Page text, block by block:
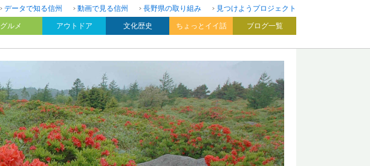
データで知る信州 動画で見る信州 長野県の取り組み
見つけようプロジェクト
グルメ アウトドア 文化歴史 ちょっとイイ話 ブログ一覧